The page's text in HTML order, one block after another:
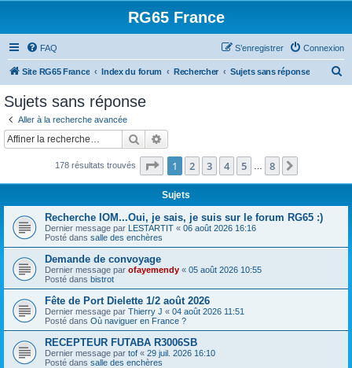
RG65 France
FAQ Connexion
S’enregistrer
Site RG65 France Index du forum Rechercher Sujets sans réponse
c
Sujets sans réponse
Aller à la recherche avancée
Rechercher
178 résultats trouvés Page 1sur8
1 2 3 4 5 8
Sujets
Recherche IOM...Oui, je sais, je suis sur le forum RG65 :)
Dernier message par LESTARTIT « 06 août 2026 16:16
Posté dans salle des enchères
Demande de convoyage
Dernier message par ofayemendy « 05 août 2026 10:55
Posté dans bistrot
Fête de Port Dielette 1/2 août 2026
Dernier message par Thierry J « 04 août 2026 11:51
Posté dans Où naviguer en France ?
RECEPTEUR FUTABA R3006SB
Dernier message par tof « 29 juil. 2026 16:10
Posté dans salle des enchères